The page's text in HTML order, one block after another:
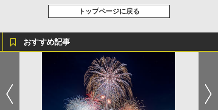
トップページに戻る
おすすめ記事